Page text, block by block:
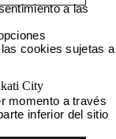
City
a las
cookies sujetas a
momento a través
inferior del sitio